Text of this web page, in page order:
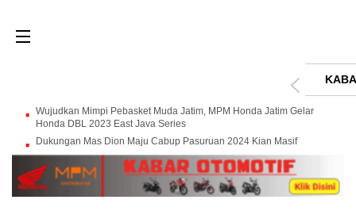
Wujudkan Mimpi Pebasket Muda Jatim, MPM Honda Jatim Gelar
Honda DBL 2023 East Java Series
Dukungan Mas Dion Maju Cabup Pasuruan 2024 Kian Masif